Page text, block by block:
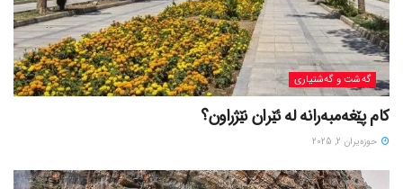
گه‌شت و گه‌شتیاری
کام پێغەمبەرانە لە ئێران نێژراون؟
حوزه‌یران 2, 2025